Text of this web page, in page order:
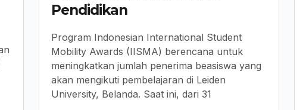
Pendidikan
Program Indonesian International Student
Mobility Awards (IISMA) berencana untuk
meningkatkan jumlah penerima beasiswa yang
akan mengikuti pembelajaran di Leiden
University, Belanda. Saat ini, dari 31